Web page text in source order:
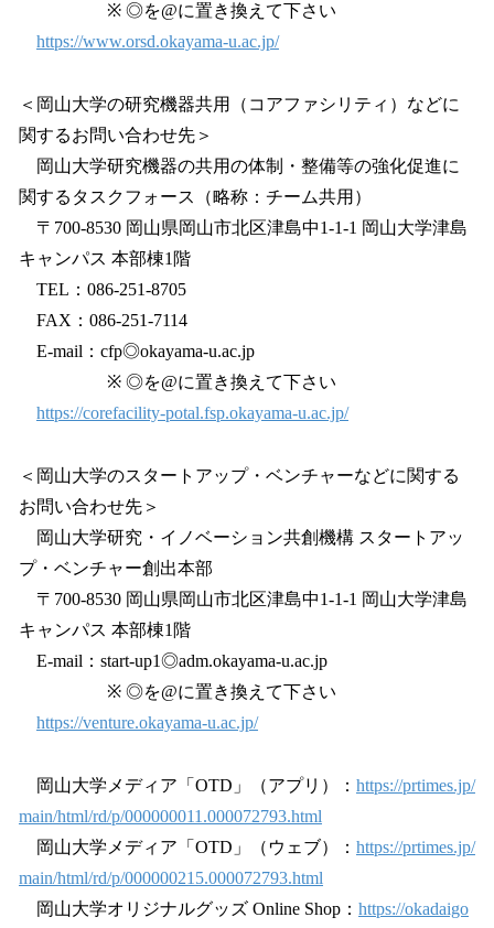
※ ◎を@に置き換えて下さい
https://www.orsd.okayama-u.ac.jp/
＜岡山大学の研究機器共用（コアファシリティ）などに
関するお問い合わせ先＞
岡山大学研究機器の共用の体制・整備等の強化促進に
関するタスクフォース（略称：チーム共用）
〒700-8530 岡山県岡山市北区津島中1-1-1 岡山大学津島
キャンパス 本部棟1階
TEL：086-251-8705
FAX：086-251-7114
E-mail：cfp◎okayama-u.ac.jp
※ ◎を@に置き換えて下さい
https://corefacility-potal.fsp.okayama-u.ac.jp/
＜岡山大学のスタートアップ・ベンチャーなどに関する
お問い合わせ先＞
岡山大学研究・イノベーション共創機構 スタートアッ
プ・ベンチャー創出本部
〒700-8530 岡山県岡山市北区津島中1-1-1 岡山大学津島
キャンパス 本部棟1階
E-mail：start-up1◎adm.okayama-u.ac.jp
※ ◎を@に置き換えて下さい
https://venture.okayama-u.ac.jp/
岡山大学メディア「OTD」（アプリ）： https://prtimes.jp/
main/html/rd/p/000000011.000072793.html
岡山大学メディア「OTD」（ウェブ）： https://prtimes.jp/
main/html/rd/p/000000215.000072793.html
岡山大学オリジナルグッズ Online Shop： https://okadaigo